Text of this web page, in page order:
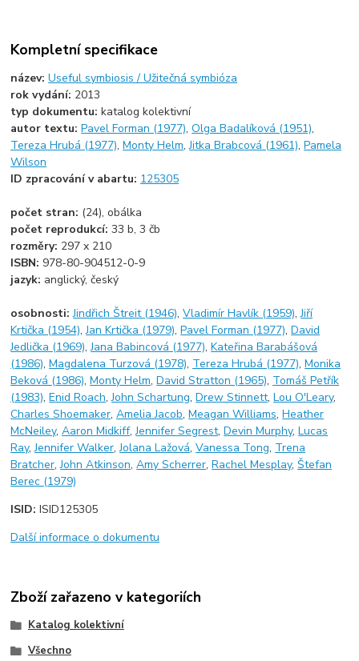
Kompletní specifikace
název:Useful symbiosis / Užitečná symbióza
rok vydání: 2013
typ dokumentu:katalog kolektivní
autor textu:Pavel Forman (1977),Olga Badalíková (1951),
Tereza Hrubá (1977),Monty Helm,Jitka Brabcová (1961),Pamela
Wilson
ID zpracování v abartu: 125305
počet stran: (24), obálka
počet reprodukcí:33 b, 3 čb
rozměry: 297 x 210
ISBN: 978-80-904512-0-9
jazyk: anglický, český
osobnosti:Jindřich Štreit (1946),Vladimír Havlík (1959),Jiří
Krtička (1954),Jan Krtička (1979),Pavel Forman (1977),David
Jedlička (1969),Jana Babincová (1977),Kateřina Barabášová
(1986),Magdalena Turzová (1978), Tereza Hrubá (1977),Monika
Beková (1986),Monty Helm,David Stratton (1965), Tomáš Petřík
(1983),Enid Roach,John Schartung,Drew Stinnett,Lou O'Leary,
Charles Shoemaker,Amelia Jacob,Meagan Williams,Heather
McNeiley,Aaron Midkiff,Jennifer Segrest,Devin Murphy,Lucas
Ray,Jennifer Walker,Jolana Lažová,Vanessa Tong, Trena
Bratcher,John Atkinson,Amy Scherrer,Rachel Mesplay,Štefan
Berec (1979)
ISID:ISID125305
Další informace o dokumentu
Zboží zařazeno v kategoriích
Katalog kolektivní
Všechno